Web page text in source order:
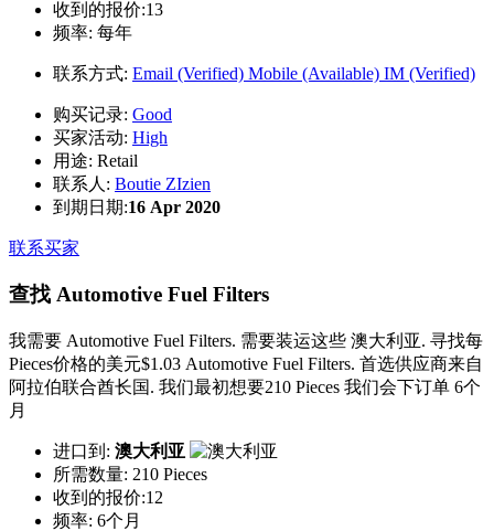
收到的报价:13
频率: 每年
联系方式: Email (Verified) Mobile (Available) IM (Verified)
购买记录: Good
买家活动: High
用途: Retail
联系人: Boutie ZIzien
到期日期:16 Apr 2020
联系买家
查找 Automotive Fuel Filters
我需要 Automotive Fuel Filters. 需要装运这些 澳大利亚. 寻找每
Pieces价格的美元$1.03 Automotive Fuel Filters. 首选供应商来自
阿拉伯联合酋长国. 我们最初想要210 Pieces 我们会下订单 6个
月
进口到: 澳大利亚
所需数量: 210 Pieces
收到的报价:12
频率: 6个月